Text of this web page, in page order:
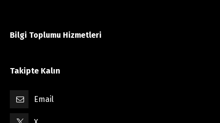
Bilgi Toplumu Hizmetleri
Takipte Kalın
Email